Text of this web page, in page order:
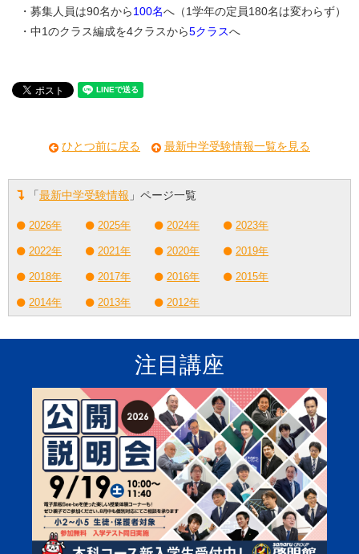
・募集人員は90名から100名へ（1学年の定員180名は変わらず）
・中1のクラス編成を4クラスから5クラスへ
ひとつ前に戻る 最新中学受験情報一覧を見る
「最新中学受験情報 」ページ一覧
2026年 2025年 2024年 2023年
2022年 2021年 2020年 2019年
2018年 2017年 2016年 2015年
2014年 2013年 2012年
注目講座